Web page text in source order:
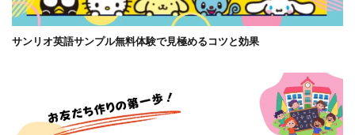
サンリオ英語サンプル無料体験で見極めるコツと効果